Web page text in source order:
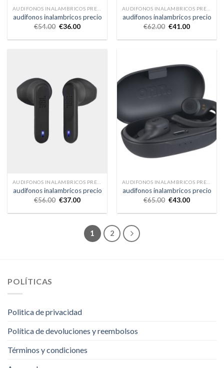
audifonos inalambricos precio
€54.00 €36.00
audifonos inalambricos precio
€62.00 €41.00
audifonos inalambricos precio
€56.00 €37.00
audifonos inalambricos precio
€65.00 €43.00
1 2
POLÍTICAS
Politica de privacidad
Política de devoluciones y reembolsos
Términos y condiciones